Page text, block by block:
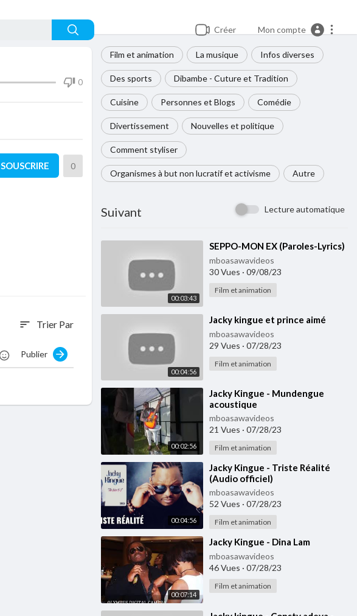
Créer Mon compte
Film et animation La musique Infos diverses
Des sports Dibambe - Cuture et Tradition
Cuisine Personnes et Blogs Comédie
Divertissement Nouvelles et politique
Comment styliser
Organismes à but non lucratif et activisme Autre
Suivant Lecture automatique
00:03:43
⁣SEPPO-MON EX (Paroles-Lyrics)
mboasawavideos
30 Vues · 09/08/23
Film et animation
00:04:56
⁣Jacky kingue et prince aimé
mboasawavideos
29 Vues · 07/28/23
Film et animation
00:02:56
⁣Jacky Kingue - Mundengue
acoustique
mboasawavideos
21 Vues · 07/28/23
Film et animation
00:04:56
⁣Jacky Kingue - Triste Réalité
(Audio officiel)
mboasawavideos
52 Vues · 07/28/23
Film et animation
00:07:14
⁣Jacky Kingue - Dina Lam
mboasawavideos
46 Vues · 07/28/23
Film et animation
0
SOUSCRIRE 0
sort Trier Par
Publier